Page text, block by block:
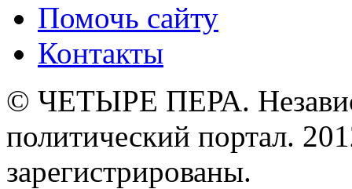
Помочь сайту
Контакты
© ЧЕТЫРЕ ПЕРА.
политический портал.
зарегистрированы.